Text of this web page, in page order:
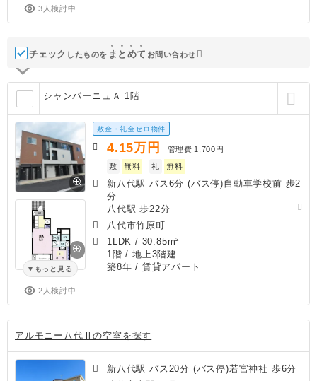
3人検討中
チェック したものを ま と めて お問い合わせ
シャンパーニュＡ 1階
もっと見る
2人検討中
敷金・礼金ゼロ物件
4.15万円 管理費 1,700円
敷
無料 礼 無料
新八代駅 バス6分 (バス停)自動車学校前 歩2
分
八代駅 歩22分
八代市竹原町
1LDK / 30.85m²
1階 / 地上3階建
築8年 / 賃貸アパート
アルモニー八代Ⅱの空室を探す
新八代駅 バス20分 (バス停)若宮神社 歩6分